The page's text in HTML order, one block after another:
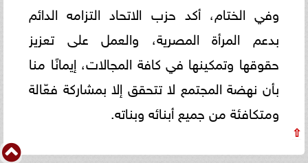
وفي الختام، أكد حزب الاتحاد التزامه الدائم
بدعم المرأة المصرية، والعمل على تعزيز
حقوقها وتمكينها في كافة المجالات، إيمانًا منا
بأن نهضة المجتمع لا تتحقق إلا بمشاركة فعّالة
ومتكافئة من جميع أبنائه وبناته.
⇧